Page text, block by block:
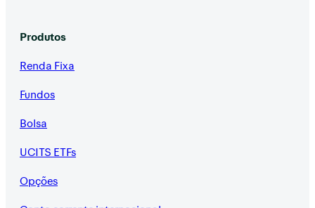
Produtos
Renda Fixa
Fundos
Bolsa
UCITS ETFs
Opções